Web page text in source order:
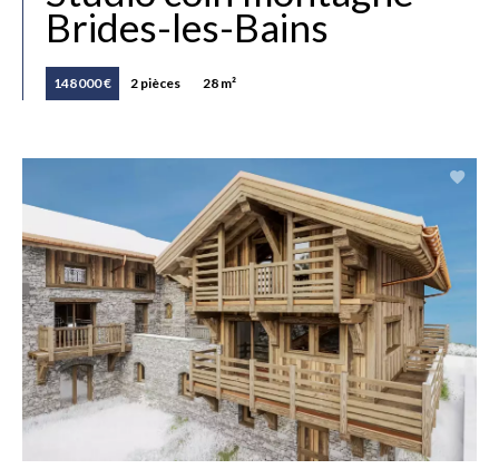
Brides-les-Bains
148 000 € 2 pièces 28 m²